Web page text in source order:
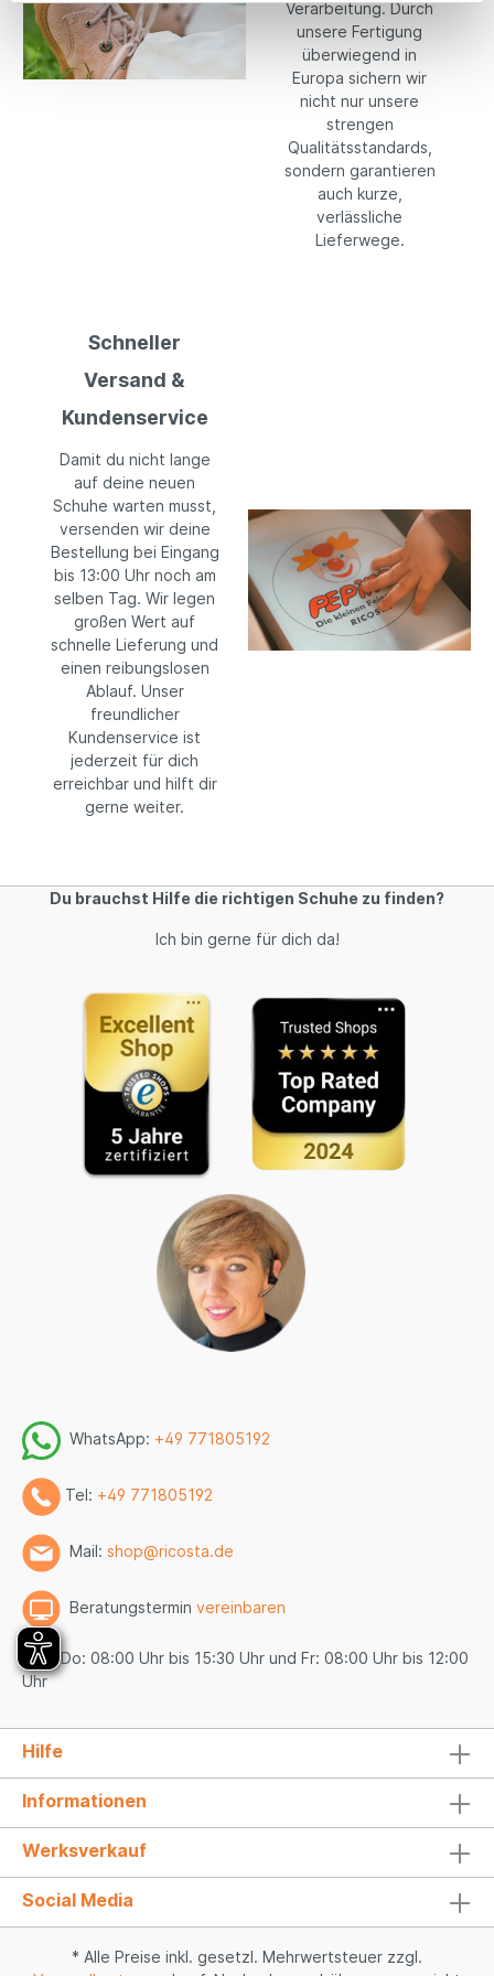
Verarbeitung. Durch
unsere Fertigung
überwiegend in
Europa sichern wir
nicht nur unsere
strengen
Qualitätsstandards,
sondern garantieren
auch kurze,
verlässliche
Lieferwege.
Schneller
Versand &
Kundenservice
Damit du nicht lange
auf deine neuen
Schuhe warten musst,
versenden wir deine
Bestellung bei Eingang
bis 13:00 Uhr noch am
selben Tag. Wir legen
großen Wert auf
schnelle Lieferung und
einen reibungslosen
Ablauf. Unser
freundlicher
Kundenservice ist
jederzeit für dich
erreichbar und hilft dir
gerne weiter.
Du brauchst Hilfe die richtigen Schuhe zu finden?
Ich bin gerne für dich da!
WhatsApp: +49 771805192
Tel: +49 771805192
Mail: shop@ricosta.de
Beratungstermin vereinbaren
Mo - Do: 08:00 Uhr bis 15:30 Uhr und Fr: 08:00 Uhr bis 12:00
Uhr
Hilfe
Informationen
Werksverkauf
Social Media
* Alle Preise inkl. gesetzl. Mehrwertsteuer zzgl.